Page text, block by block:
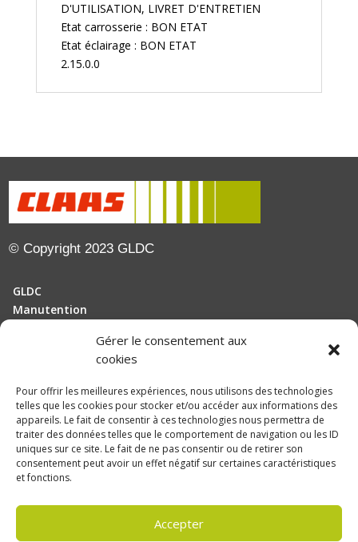
Gérer le consentement aux
cookies
Pour offrir les meilleures expériences, nous utilisons des technologies
telles que les cookies pour stocker et/ou accéder aux informations des
appareils. Le fait de consentir à ces technologies nous permettra de
traiter des données telles que le comportement de navigation ou les ID
uniques sur ce site. Le fait de ne pas consentir ou de retirer son
consentement peut avoir un effet négatif sur certaines caractéristiques
et fonctions.
Accepter
D'UTILISATION, LIVRET D'ENTRETIEN
Etat carrosserie : BON ETAT
Etat éclairage : BON ETAT
2.15.0.0
© Copyright 2023 GLDC
GLDC
Manutention
Actualités
Recrutement
Politique de confidentialité
Mentions légales
Politique de confidentialité